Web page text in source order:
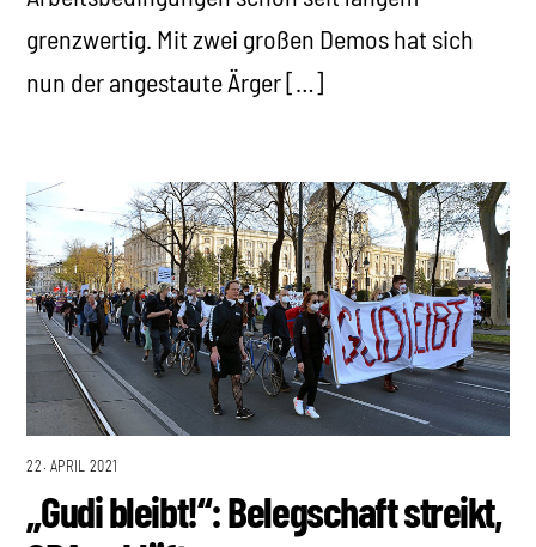
grenzwertig. Mit zwei großen Demos hat sich
nun der angestaute Ärger […]
22. APRIL 2021
„Gudi bleibt!“: Belegschaft streikt,